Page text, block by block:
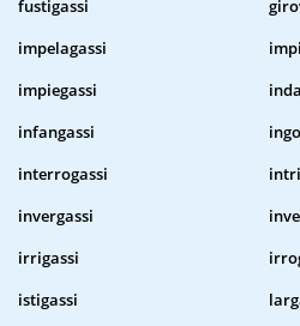
fustigassi
impelagassi
impiegassi
infangassi
interrogassi
invergassi
irrigassi
istigassi